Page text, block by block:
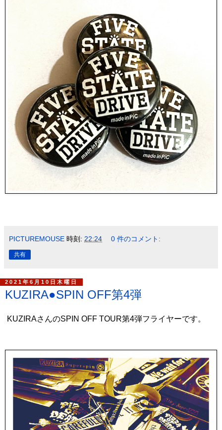
PICTUREMOUSE 時刻: 22:24 0 件のコメント:
共有
2021年6月10日木曜日
KUZIRA●SPIN OFF第4弾
KUZIRAさんのSPIN OFF TOUR第4弾フライヤーです。